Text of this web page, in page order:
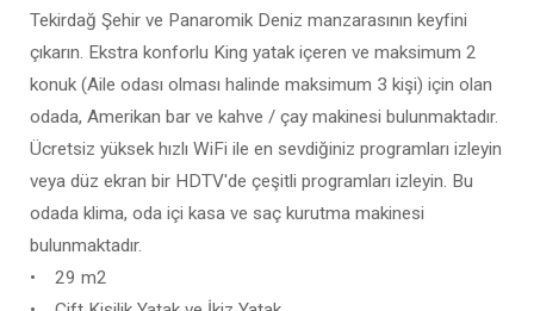
Tekirdağ Şehir ve Panaromik Deniz manzarasının keyfini
çıkarın. Ekstra konforlu King yatak içeren ve maksimum 2
konuk (Aile odası olması halinde maksimum 3 kişi) için olan
odada, Amerikan bar ve kahve / çay makinesi bulunmaktadır.
Ücretsiz yüksek hızlı WiFi ile en sevdiğiniz programları izleyin
veya düz ekran bir HDTV'de çeşitli programları izleyin. Bu
odada klima, oda içi kasa ve saç kurutma makinesi
bulunmaktadır.
• 29 m2